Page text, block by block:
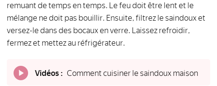
remuant de temps en temps. Le feu doit être lent et le
mélange ne doit pas bouillir. Ensuite, filtrez le saindoux et
versez-le dans des bocaux en verre. Laissez refroidir,
fermez et mettez au réfrigérateur.
Vidéos : Comment cuisiner le saindoux maison